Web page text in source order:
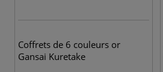
Coffrets de 6 couleurs or
Gansai Kuretake